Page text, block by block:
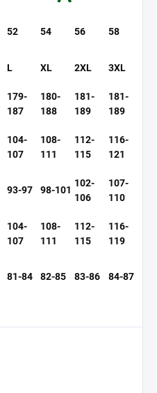
52 54 56 58
L XL 2XL 3XL
179-
187
180-
188
181-
189
181-
189
104-
107
108-
111
112-
115
116-
121
93-97 98-101
102-
106
107-
110
104-
107
108-
111
112-
115
116-
119
81-84 82-85 83-86 84-87